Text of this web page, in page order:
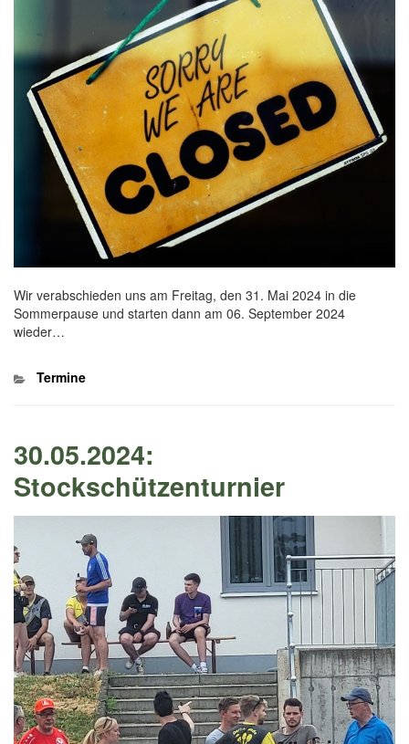
Wir verabschieden uns am Freitag, den 31. Mai 2024 in die
Sommerpause und starten dann am 06. September 2024
wieder…
Kategorien
Termine
30.05.2024:
Stockschützenturnier